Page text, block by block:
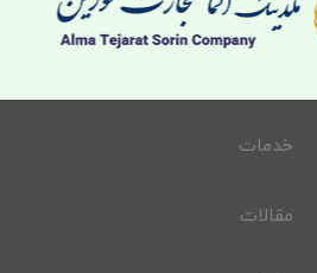
خدمات
مقالات